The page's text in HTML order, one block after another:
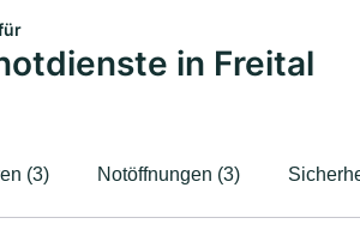
in Freital
(3) Notöffnungen (3)